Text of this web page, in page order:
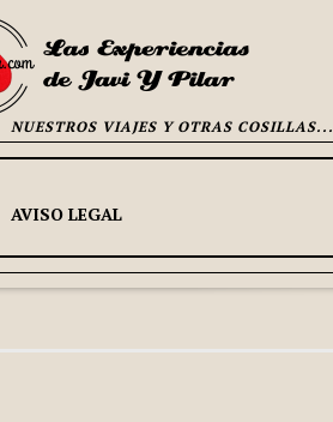
NUESTROS VIAJES Y OTRAS COSILLAS...
AVISO LEGAL